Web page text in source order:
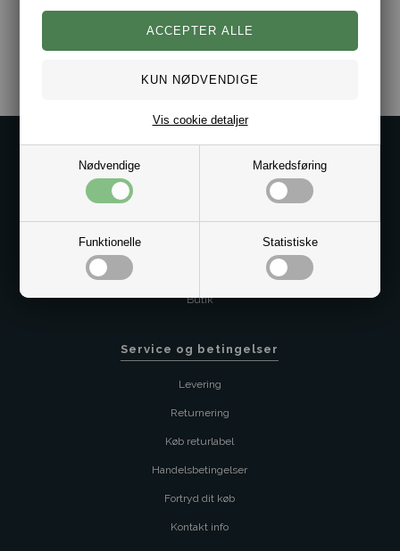
Nødvendige Markedsføring
Funktionelle Statistiske
Vis cookie detaljer
CVR 33496362 Thol Aps
Butik
Service og betingelser
Levering
Returnering
Køb returlabel
Handelsbetingelser
Fortryd dit køb
Kontakt info